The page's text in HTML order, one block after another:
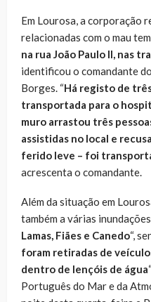
Em Lourosa, a corporação
relacionadas com o mau
na rua João Paulo II, nas
identificou o comandante
Borges. “Há registo de
transportada para o
muro arrastou três
assistidas no local e
ferido leve – foi
acrescenta o comandante.
Além da situação em
também a várias inundações
Lamas, Fiães e Canedo“,
foram retiradas de
dentro de lençóis de água
Português do Mar e da